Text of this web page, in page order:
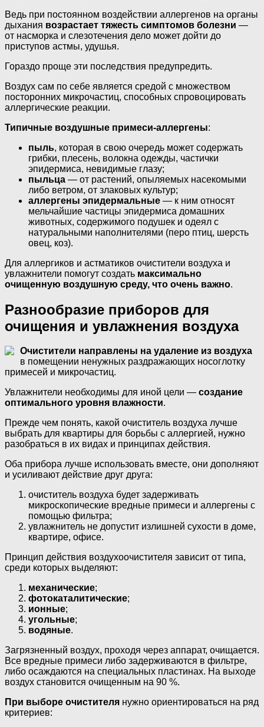
Ведь при постоянном воздействии аллергенов на органы
дыхания возрастает тяжесть симптомов болезни —
от насморка и слезотечения дело может дойти до
приступов астмы, удушья.
Гораздо проще эти последствия предупредить.
Воздух сам по себе является средой с множеством
посторонних микрочастиц, способных спровоцировать
аллергические реакции.
Типичные воздушные примеси-аллергены:
пыль, которая в свою очередь может содержать
грибки, плесень, волокна одежды, частички
эпидермиса, невидимые глазу;
пыльца — от растений, опыляемых насекомыми
либо ветром, от злаковых культур;
аллергены эпидермальные — к ним относят
мельчайшие частицы эпидермиса домашних
животных, содержимого подушек и одеял с
натуральными наполнителями (перо птиц, шерсть
овец, коз).
Для аллергиков и астматиков очистители воздуха и
увлажнители помогут создать максимально
очищенную воздушную среду, что очень важно.
Разнообразие приборов для
очищения и увлажнения воздуха
Очистители направлены на удаление из воздуха
в помещении ненужных раздражающих носоглотку
примесей и микрочастиц.
Увлажнители необходимы для иной цели — создание
оптимального уровня влажности.
Прежде чем понять, какой очиститель воздуха лучше
выбрать для квартиры для борьбы с аллергией, нужно
разобраться в их видах и принципах действия.
Оба прибора лучше использовать вместе, они дополняют
и усиливают действие друг друга:
очиститель воздуха будет задерживать
микроскопические вредные примеси и аллергены с
помощью фильтра;
увлажнитель не допустит излишней сухости в доме,
квартире, офисе.
Принцип действия воздухоочистителя зависит от типа,
среди которых выделяют:
механические;
фотокаталитические;
ионные;
угольные;
водяные.
Загрязненный воздух, проходя через аппарат, очищается.
Все вредные примеси либо задерживаются в фильтре,
либо осаждаются на специальных пластинах. На выходе
воздух становится очищенным на 90 %.
При выборе очистителя нужно ориентироваться на ряд
критериев: